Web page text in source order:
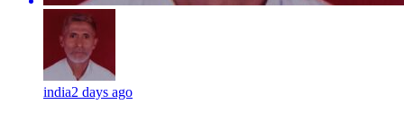
india2 days ago